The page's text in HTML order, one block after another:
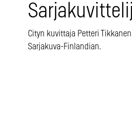
Cityn kuvittaja Petteri
Sarjakuva-Finlandian.